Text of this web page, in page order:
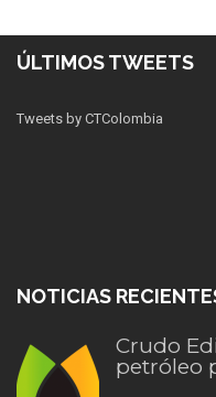
ÚLTIMOS TWEETS
Tweets by CTColombia
NOTICIAS
Crudo
petróleo